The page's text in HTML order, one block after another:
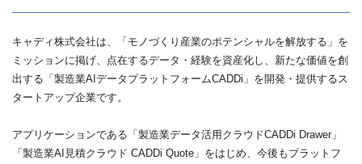
キャディ株式会社は、「モノづくり産業のポテンシャルを解放する」を
ミッションに掲げ、点在するデータ・経験を資産化し、新たな価値を創
出する「製造業AIデータプラットフォームCADDi」を開発・提供するス
タートアップ企業です。
アプリケーションである「製造業データ活用クラウドCADDi Drawer」
「製造業AI見積クラウド CADDi Quote」をはじめ、今後もプラットフ